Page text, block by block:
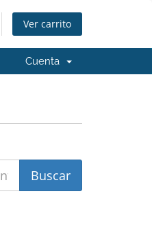
Ver carrito
Cuenta